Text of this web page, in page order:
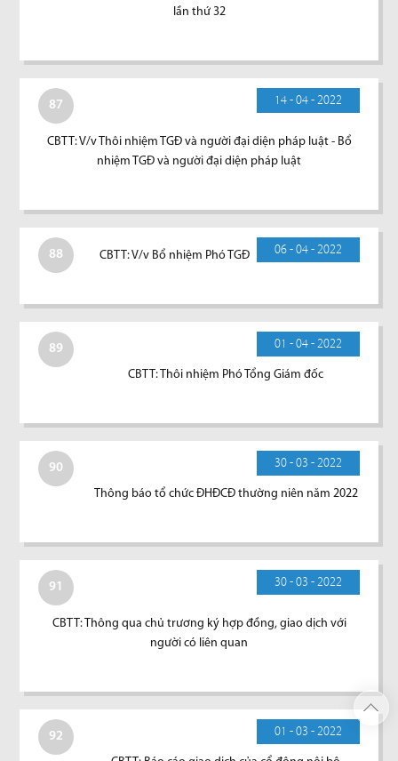
lần thứ 32
87 14 - 04 - 2022
CBTT: V/v Thôi nhiệm TGĐ và người đại diện pháp luật - Bổ
nhiệm TGĐ và người đại diện pháp luật
88 06 - 04 - 2022
CBTT: V/v Bổ nhiệm Phó TGĐ
89 01 - 04 - 2022
CBTT: Thôi nhiệm Phó Tổng Giám đốc
90 30 - 03 - 2022
Thông báo tổ chức ĐHĐCĐ thường niên năm 2022
91 30 - 03 - 2022
CBTT: Thông qua chủ trương ký hợp đồng, giao dịch với
người có liên quan
92 01 - 03 - 2022